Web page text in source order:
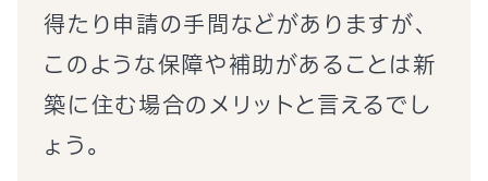
得たり申請の手間などがありますが、
このような保障や補助があることは新
築に住む場合のメリットと言えるでし
ょう。